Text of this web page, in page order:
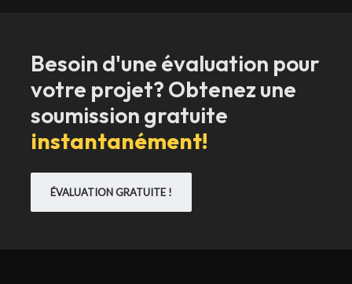
Besoin d'une évaluation pour
votre projet? Obtenez une
soumission gratuite
instantanément!
ÉVALUATION GRATUITE !